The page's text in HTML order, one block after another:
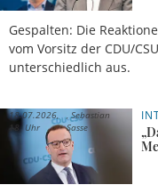
Gespalten: Die
vom Vorsitz der CDU/
unterschiedlich aus.
18.07.2026,
18 Uhr
Sebastian
Sasse